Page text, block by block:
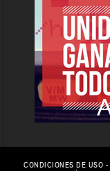
CONDICIONES DE USO -